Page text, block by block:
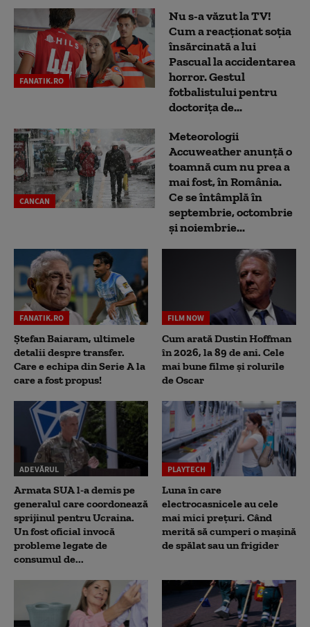
FANATIK.RO
Nu s-a văzut la TV!
Cum a reacţionat soţia
însărcinată a lui
Pascual la accidentarea
horror. Gestul
fotbalistului pentru
doctoriţa de...
CANCAN
Meteorologii
Accuweather anunță o
toamnă cum nu prea a
mai fost, în România.
Ce se întâmplă în
septembrie, octombrie
și noiembrie...
FANATIK.RO
Ștefan Baiaram, ultimele
detalii despre transfer.
Care e echipa din Serie A la
care a fost propus!
FILM NOW
Cum arată Dustin Hoffman
în 2026, la 89 de ani. Cele
mai bune filme și rolurile
de Oscar
ADEVĂRUL
Armata SUA l-a demis pe
generalul care coordonează
sprijinul pentru Ucraina.
Un fost oficial invocă
probleme legate de
consumul de...
PLAYTECH
Luna în care
electrocasnicele au cele
mai mici prețuri. Când
merită să cumperi o mașină
de spălat sau un frigider